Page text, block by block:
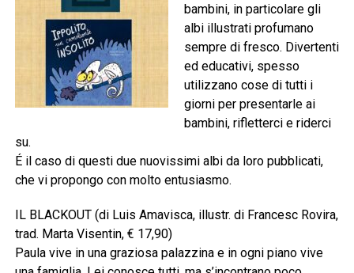
bambini, in particolare gli
albi illustrati profumano
sempre di fresco. Divertenti
ed educativi, spesso
utilizzano cose di tutti i
giorni per presentarle ai
bambini, rifletterci e riderci
su.
É il caso di questi due nuovissimi albi da loro pubblicati,
che vi propongo con molto entusiasmo.
IL BLACKOUT (di Luis Amavisca, illustr. di Francesc Rovira,
trad. Marta Visentin, € 17,90)
Paula vive in una graziosa palazzina e in ogni piano vive